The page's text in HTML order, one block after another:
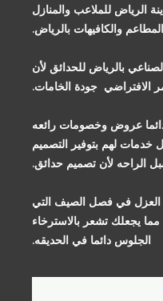
الرياض للملاعب والمنازل
والكافيهات بالرياض.
بالرياض للحدائق لأن
الافتراضي جودة الخامات.
دائما عروض وخصومات رائعه
لهم بتوفير التصميم
الراحه لأن تصميم حدائق.
العزل في فصل الصيف التي
يجعلك تشعر بالاسترخاء
الجلوس دائما في الحديقه.